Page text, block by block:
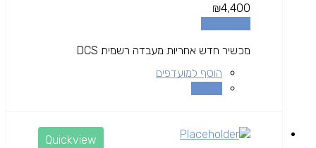
₪4,400
מכשיר חדש אחריות מעבדה רשמית DCS
הוסף למועדפים
Quickview